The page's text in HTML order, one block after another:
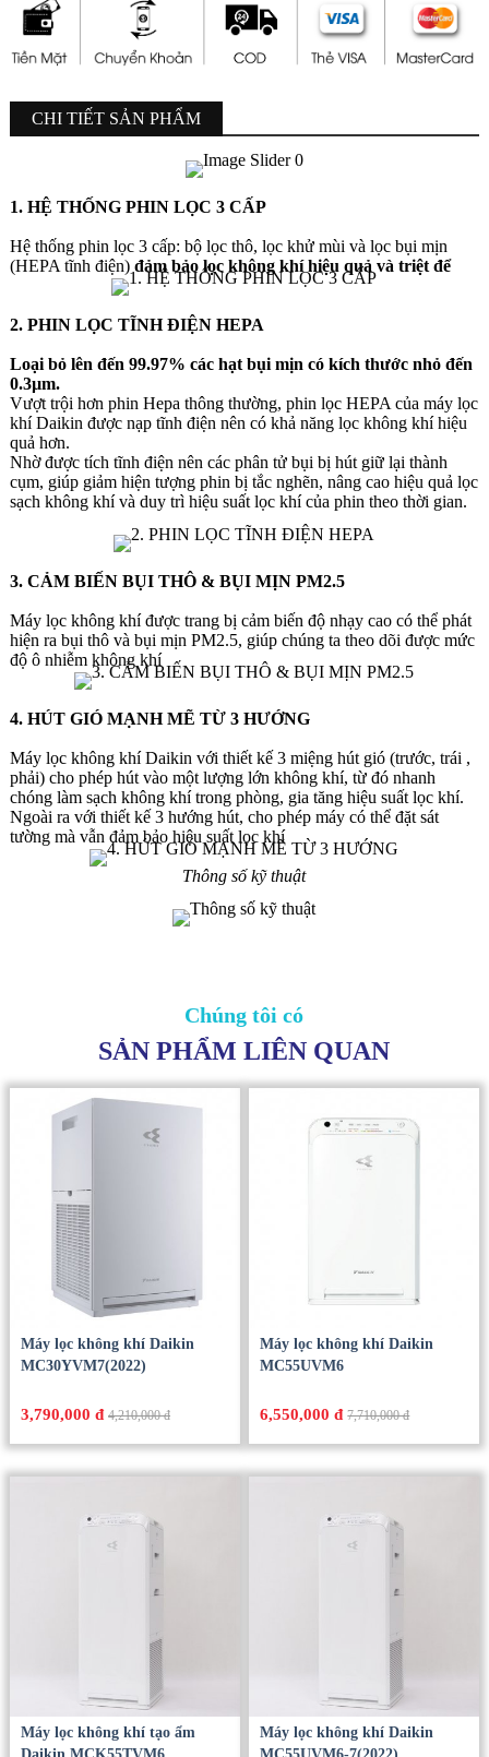
CHI TIẾT SẢN PHẨM
1. HỆ THỐNG PHIN LỌC 3 CẤP
Hệ thống phin lọc 3 cấp: bộ lọc thô, lọc khử mùi và lọc bụi mịn
(HEPA tĩnh điện)đảm bảo lọc không khí hiệu quả và triệt để
2. PHIN LỌC TĨNH ĐIỆN HEPA
Loại bỏ lên đến 99.97% các hạt bụi mịn có kích thước nhỏ đến
0.3µm.
Vượt trội hơn phin Hepa thông thường, phin lọc HEPA của máy lọc
khí Daikin được nạp tĩnh điện nên có khả năng lọc không khí hiệu
quả hơn.
Nhờ được tích tĩnh điện nên các phân tử bụi bị hút giữ lại thành
cụm, giúp giảm hiện tượng phin bị tắc nghẽn, nâng cao hiệu quả lọc
sạch không khí và duy trì hiệu suất lọc khí của phin theo thời gian.
3. CẢM BIẾN BỤI THÔ & BỤI MỊN PM2.5
Máy lọc không khí được trang bị cảm biến độ nhạy cao có thể phát
hiện ra bụi thô và bụi mịn PM2.5, giúp chúng ta theo dõi được mức
độ ô nhiễm không khí
4. HÚT GIÓ MẠNH MẼ TỪ 3 HƯỚNG
Máy lọc không khí Daikin với thiết kế 3 miệng hút gió (trước, trái ,
phải) cho phép hút vào một lượng lớn không khí, từ đó nhanh
chóng làm sạch không khí trong phòng, gia tăng hiệu suất lọc khí.
Ngoài ra với thiết kế 3 hướng hút, cho phép máy có thể đặt sát
tường mà vẫn đảm bảo hiệu suất lọc khí
Thông số kỹ thuật
Chúng tôi có
SẢN PHẨM LIÊN QUAN
Máy lọc không khí Daikin
MC30YVM7(2022)
3,790,000 đ 4,210,000 đ
Máy lọc không khí Daikin
MC55UVM6
6,550,000 đ 7,710,000 đ
Máy lọc không khí tạo ẩm
Máy lọc không khí Daikin